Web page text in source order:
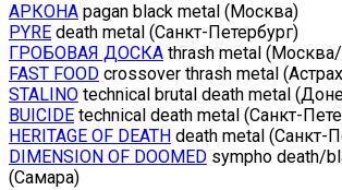
АРКОНА pagan black metal (Москва)
PYRE death metal (Санкт-Петербург)
ГРОБОВАЯ ДОСКА thrash metal
FAST FOOD crossover thrash metal
STALINO technical brutal death metal
BUICIDE technical death metal (Санкт-
HERITAGE OF DEATH death metal (Санкт-
DIMENSION OF DOOMED sympho death/
(Самара)